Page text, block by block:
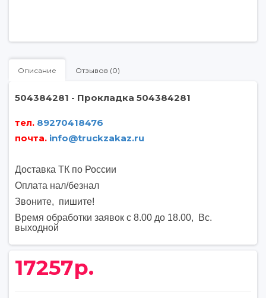
Описание Отзывов (0)
504384281 - Прокладка 504384281
тел. 89270418476
почта. info@truckzakaz.ru
Доставка ТК по России
Оплата нал/безнал
Звоните, пишите!
Время обработки заявок с 8.00 до 18.00, Вс.
выходной
17257р.